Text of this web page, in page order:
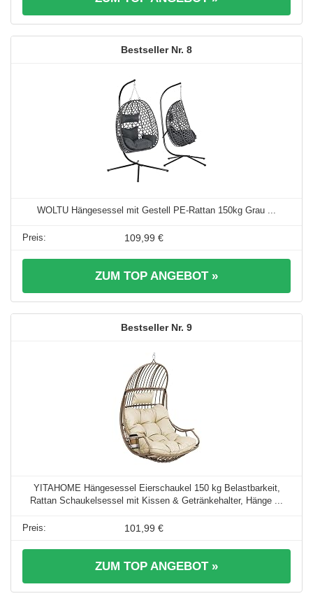
8
WOLTU Hängesessel mit Gestell PE-Rattan 150kg Grau ...
109,99 €
ZUM TOP ANGEBOT »
9
YITAHOME Hängesessel Eierschaukel 150 kg Belastbarkeit,
Rattan Schaukelsessel mit Kissen & Getränkehalter, Hänge ...
101,99 €
ZUM TOP ANGEBOT »